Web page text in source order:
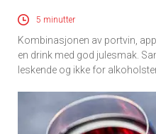
5 minutter
Kombinasjonen av portvin,
en drink med god julesmak.
leskende og ikke for